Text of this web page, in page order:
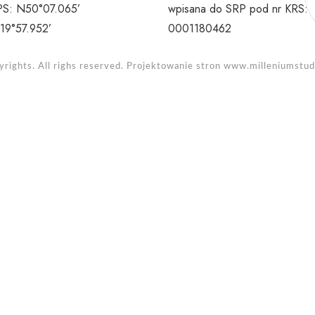
N50°07.065’
wpisana do SRP pod nr KRS:
0001180462
All righs reserved. Projektowanie stron